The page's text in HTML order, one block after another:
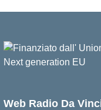
Web Radio Da